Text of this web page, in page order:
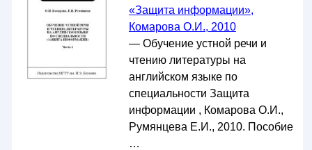
«Защита информации»,
Комарова О.И., 2010
— Обучение устной речи и
чтению литературы на
английском языке по
специальности Защита
информации , Комарова О.И.,
Румянцева Е.И., 2010. Пособие
…